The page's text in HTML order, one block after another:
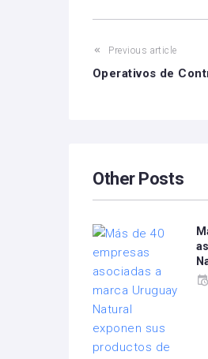
Previous article
Operativos de
Other Posts